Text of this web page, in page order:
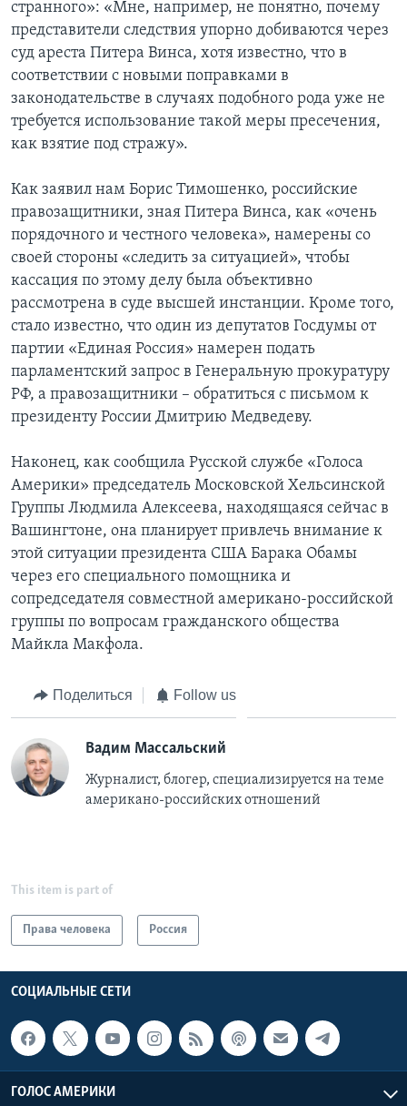
странного»: «Мне, например, не понятно, почему
представители следствия упорно добиваются через
суд ареста Питера Винса, хотя известно, что в
соответствии с новыми поправками в
законодательстве в случаях подобного рода уже не
требуется использование такой меры пресечения,
как взятие под стражу».
Как заявил нам Борис Тимошенко, российские
правозащитники, зная Питера Винса, как «очень
порядочного и честного человека», намерены со
своей стороны «следить за ситуацией», чтобы
кассация по этому делу была объективно
рассмотрена в суде высшей инстанции. Кроме того,
стало известно, что один из депутатов Госдумы от
партии «Единая Россия» намерен подать
парламентский запрос в Генеральную прокуратуру
РФ, а правозащитники – обратиться с письмом к
президенту России Дмитрию Медведеву.
Наконец, как сообщила Русской службе «Голоса
Америки» председатель Московской Хельсинской
Группы Людмила Алексеева, находящаяся сейчас в
Вашингтоне, она планирует привлечь внимание к
этой ситуации президента США Барака Обамы
через его специального помощника и
сопредседателя совместной американо-российской
группы по вопросам гражданского общества
Майкла Макфола.
Поделиться Follow us
Вадим Массальский
Журналист, блогер, специализируется на теме
американо-российских отношений
This item is part of
Права человека Россия
СОЦИАЛЬНЫЕ СЕТИ
ГОЛОС АМЕРИКИ